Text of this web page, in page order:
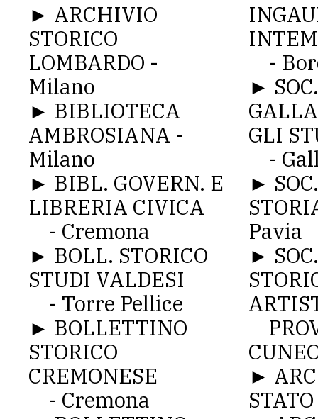
► ARCHIVIO
STORICO
LOMBARDO -
Milano
► BIBLIOTECA
AMBROSIANA -
Milano
► BIBL. GOVERN. E
LIBRERIA CIVICA
- Cremona
► BOLL. STORICO
STUDI VALDESI
- Torre Pellice
► BOLLETTINO
STORICO
CREMONESE
- Cremona
-
► SOC.
GLI
-
►
Pavia
►
►